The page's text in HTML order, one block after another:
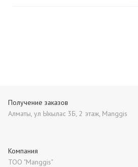
Получение заказов
Алматы, ул Ыкылас 3Б, 2 этаж, Manggis
Компания
ТОО "Manggis"